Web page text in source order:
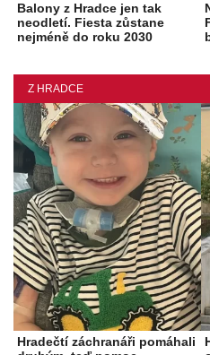
Balony z Hradce jen tak
neodletí. Fiesta zůstane
nejméně do roku 2030
Z HRADCE
Hradečtí záchranáři pomáhali